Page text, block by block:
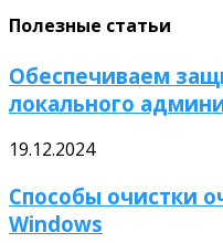
Полезные статьи
Обеспечиваем
локального
19.12.2024
Способы очистки
Windows